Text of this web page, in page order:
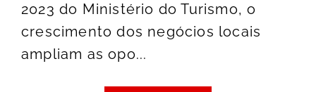
2023 do Ministério do Turismo, o
crescimento dos negócios locais
ampliam as opo...